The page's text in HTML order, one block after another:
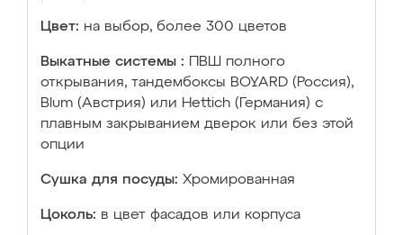
Цвет: на выбор, более 300 цветов
Выкатные системы :
ПВШ полного
открывания, тандембоксы BOYARD (Россия),
Blum (Австрия) или Hettich (Германия) с
плавным закрыванием дверок или без этой
опции
Сушка для посуды: Хромированная
Цоколь: в цвет фасадов или корпуса